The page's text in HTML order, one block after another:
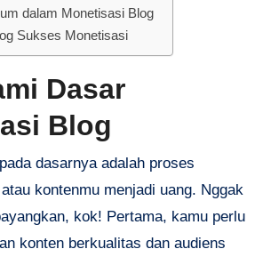
dalam Monetisasi Blog
Sukses Monetisasi
Dasar
Blog
dasarnya adalah proses
kontenmu menjadi uang. Nggak
kok! Pertama, kamu perlu
konten berkualitas dan audiens